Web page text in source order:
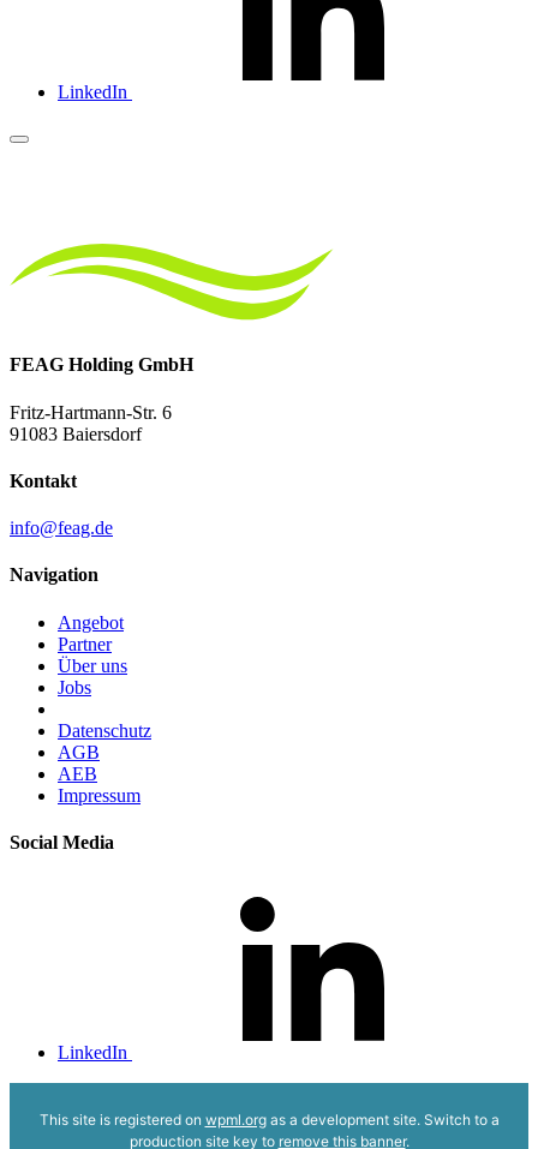
LinkedIn
FEAG Holding GmbH
Fritz-Hartmann-Str. 6
91083 Baiersdorf
Kontakt
info@feag.de
Navigation
Angebot
Partner
Über uns
Jobs
Datenschutz
AGB
AEB
Impressum
Social Media
LinkedIn
This site is registered on wpml.orgas a development site. Switch to a
production site key to remove this banner.